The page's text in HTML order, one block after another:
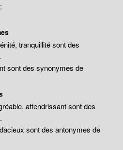
tranquillité sont des
sont des synonymes de
attendrissant sont des
sont des antonymes de